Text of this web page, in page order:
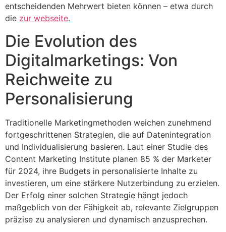
entscheidenden Mehrwert bieten können – etwa durch
die zur webseite.
Die Evolution des
Digitalmarketings: Von
Reichweite zu
Personalisierung
Traditionelle Marketingmethoden weichen zunehmend
fortgeschrittenen Strategien, die auf Datenintegration
und Individualisierung basieren. Laut einer Studie des
Content Marketing Institute planen 85 % der Marketer
für 2024, ihre Budgets in personalisierte Inhalte zu
investieren, um eine stärkere Nutzerbindung zu erzielen.
Der Erfolg einer solchen Strategie hängt jedoch
maßgeblich von der Fähigkeit ab, relevante Zielgruppen
präzise zu analysieren und dynamisch anzusprechen.